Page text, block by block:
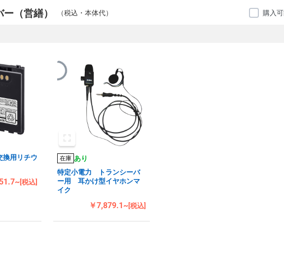
（営繕） （税込・本体代） 購入
用リチウ
[税込]
在庫 あり
特定小電力 トランシーバ
ー用 耳かけ型イヤホンマ
イク
￥7,879.1~[税込]